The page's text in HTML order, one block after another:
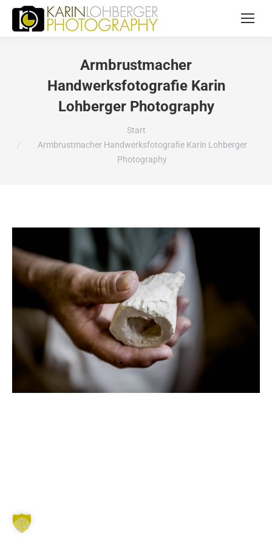
Armbrustmacher
Handwerksfotografie Karin
Lohberger Photography
Start
Armbrustmacher Handwerksfotografie Karin Lohberger
Photography